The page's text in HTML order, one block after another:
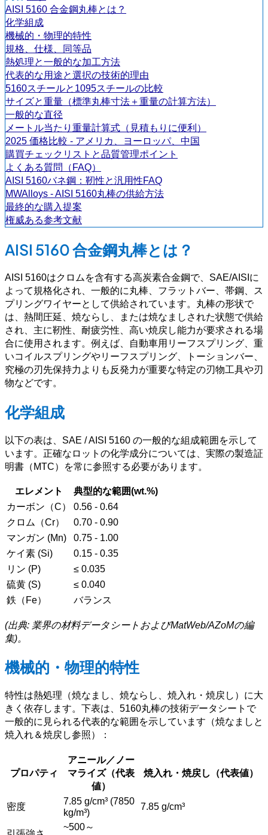
AISI 5160 合金鋼丸棒とは？
化学組成
機械的・物理的特性
規格、仕様、同等品
熱処理と一般的な加工方法
代表的な用途と選択の技術的理由
5160スチールと1095スチールの比較
サイズと重量（標準丸棒寸法＋重量の計算方法）
一般的な直径
メートル当たり重量計算式（見積もりに便利）
2025 価格比較 - アメリカ、ヨーロッパ、中国
購買チェックリストと品質管理ポイント
よくある質問（FAQ）
AISI 5160バネ鋼：靭性と汎用性FAQ
MWAlloys - AISI 5160丸棒の供給方法
最終的な購入提案
権威ある参考文献
AISI 5160 合金鋼丸棒とは？
AISI 5160はクロムを含有する高炭素合金鋼で、SAE/AISIに
よって規格化され、一般的に丸棒、フラットバー、帯鋼、ス
プリングワイヤーとして供給されています。丸棒の形状で
は、熱間圧延、焼ならし、または焼なましされた状態で供給
され、主に靭性、耐疲労性、高い焼戻し能力が要求される場
合に使用されます。例えば、自動車用リーフスプリング、重
いコイルスプリングやリーフスプリング、トーションバー、
究極の刃先保持力よりも反発力が重要な特定の刃物工具や刃
物などです。
化学組成
以下の表は、SAE / AISI 5160 の一般的な組成範囲を示して
います。正確なロットの化学成分については、実際の製造証
明書（MTC）を常に参照する必要があります。
エレメント
典型的な範囲(wt.%)
カーボン（C）
0.56 - 0.64
クロム（Cr）
0.70 - 0.90
マンガン (Mn)
0.75 - 1.00
ケイ素 (Si)
0.15 - 0.35
リン (P)
≤ 0.035
硫黄 (S)
≤ 0.040
鉄（Fe）
バランス
(出典: 業界の材料データシートおよびMatWeb/AZoMの編
集)。
機械的・物理的特性
特性は熱処理（焼なまし、焼ならし、焼入れ・焼戻し）に大
きく依存します。下表は、5160丸棒の技術データシートで
一般的に見られる代表的な範囲を示しています（焼なましと
焼入れ＆焼戻し参照）：
プロパティ
アニール／ノー
マライズ（代表
値）
焼入れ・焼戻し（代表値）
密度
7.85 g/cm³ (7850
kg/m³)
7.85 g/cm³
~500～